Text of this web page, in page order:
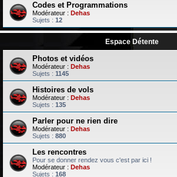
Codes et Programmations
Modérateur : Dehas
Sujets : 12
Espace Détente
Photos et vidéos
Modérateur : Dehas
Sujets : 1145
Histoires de vols
Modérateur : Dehas
Sujets : 135
Parler pour ne rien dire
Modérateur : Dehas
Sujets : 880
Les rencontres
Pour se donner rendez vous c'est par ici !
Modérateur : Dehas
Sujets : 168